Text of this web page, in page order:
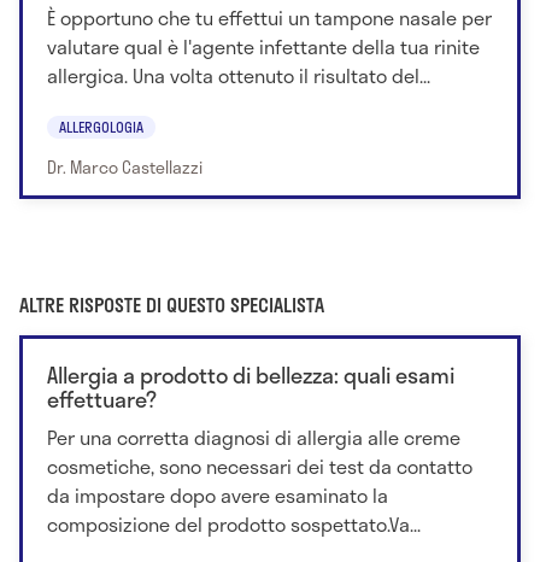
È opportuno che tu effettui un tampone nasale per
valutare qual è l'agente infettante della tua rinite
allergica. Una volta ottenuto il risultato del...
ALLERGOLOGIA
Dr. Marco Castellazzi
ALTRE RISPOSTE DI QUESTO SPECIALISTA
Allergia a prodotto di bellezza: quali esami
effettuare?
Per una corretta diagnosi di allergia alle creme
cosmetiche, sono necessari dei test da contatto
da impostare dopo avere esaminato la
composizione del prodotto sospettato.Va...